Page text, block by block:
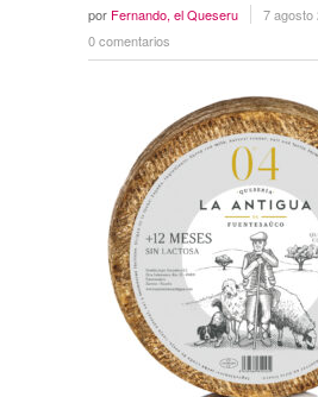
por Fernando, el Queseru
7 agosto
0 comentarios